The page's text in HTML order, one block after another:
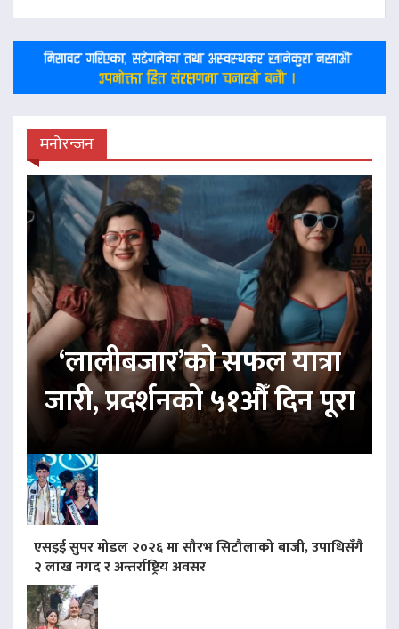
मनोरन्जन
‘लालीबजार’को सफल यात्रा
जारी, प्रदर्शनको ५१औँ दिन पूरा
एसइई सुपर मोडल २०२६ मा सौरभ सिटौलाको बाजी, उपाधिसँगै
२ लाख नगद र अन्तर्राष्ट्रिय अवसर